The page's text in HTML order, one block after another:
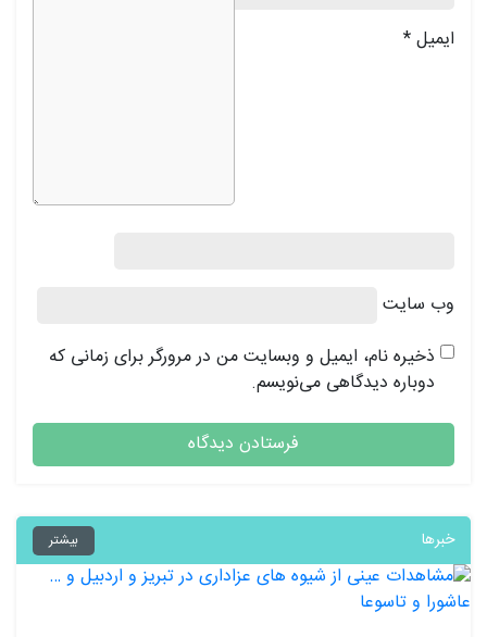
ایمیل*
وب‌ سایت
ذخیره نام، ایمیل و وبسایت من در مرورگر برای زمانی که
دوباره دیدگاهی می‌نویسم.
خبرها بیشتر